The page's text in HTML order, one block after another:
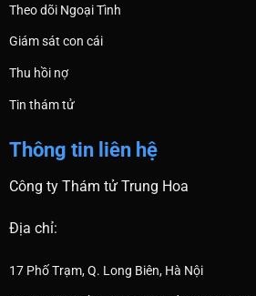
Theo dõi Ngoại Tình
Giám sát con cái
Thu hồi nợ
Tin thám tử
Thông tin liên hệ
Công ty Thám tử Trung Hoa
Địa chỉ:
17 Phố Trạm, Q. Long Biên, Hà Nội